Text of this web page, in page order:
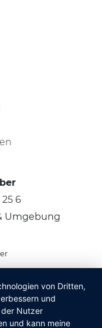
25 6
Umgebung
von Dritten,
und
Nutzer
und kann meine